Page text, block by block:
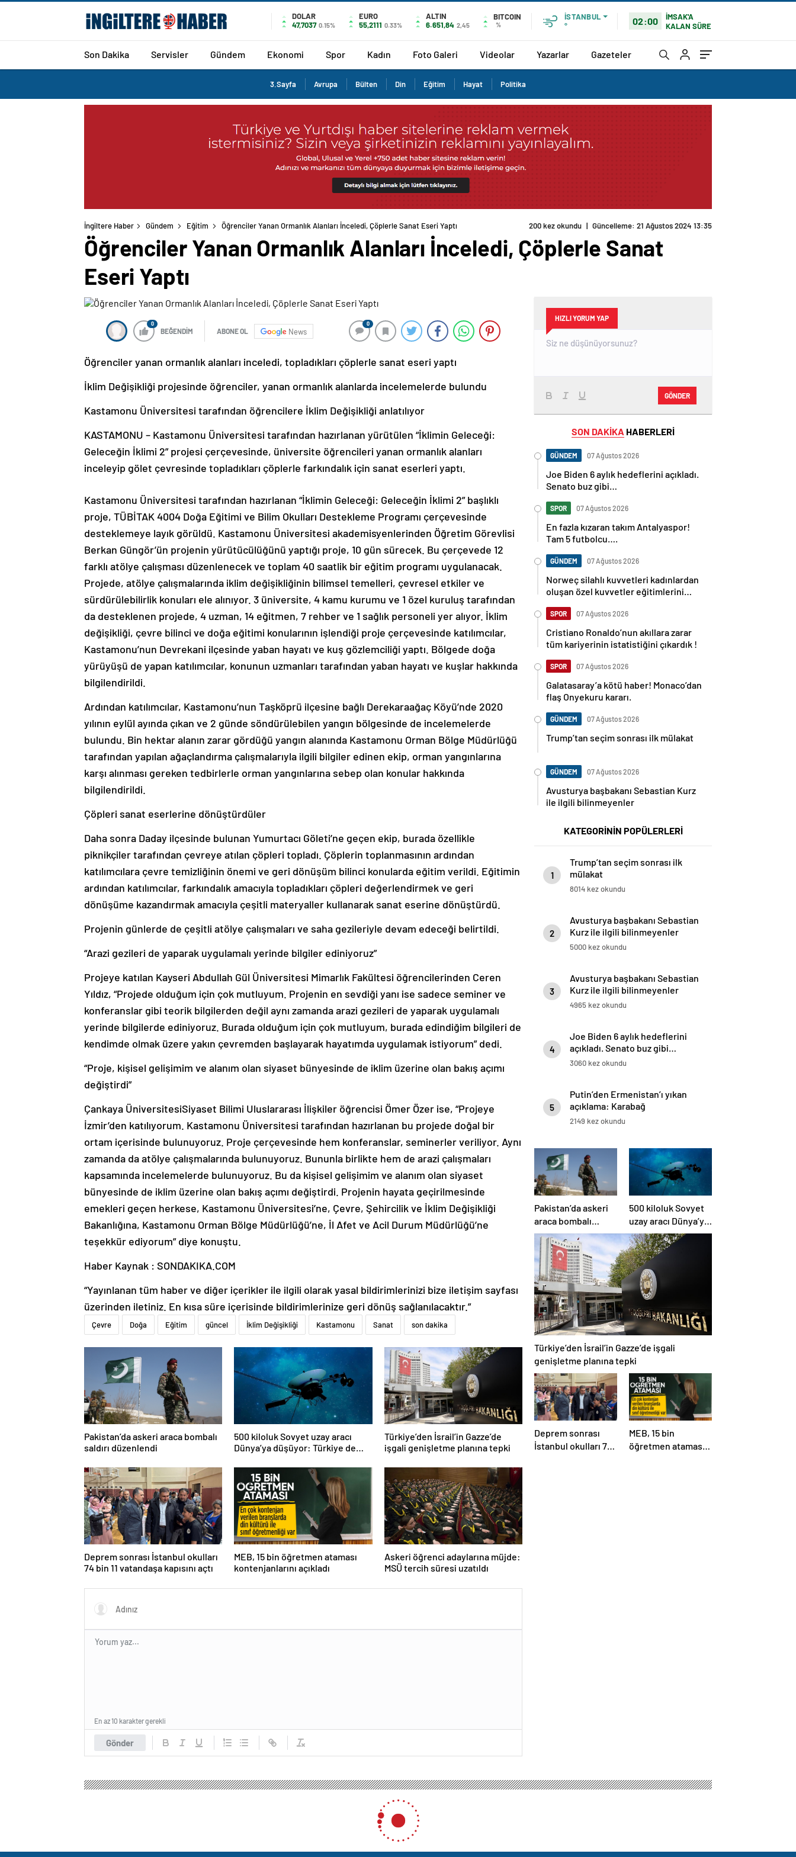
DOLAR
47,7037 0.15%
EURO
55,2111 0.33%
ALTIN
6.651,84 2,45
BITCOIN
%
İSTANBUL
°
02:00
İMSAK'A
KALAN SÜRE
Son Dakika Servisler Gündem Ekonomi Spor Kadın Foto Galeri Videolar Yazarlar Gazeteler
3.Sayfa Avrupa Bülten Din Eğitim Hayat Politika
İngiltere Haber Gündem Eğitim Öğrenciler Yanan Ormanlık Alanları İnceledi, Çöplerle Sanat Eseri Yaptı 200 kez okundu | Güncelleme: 21 Ağustos 2024 13:35
Öğrenciler Yanan Ormanlık Alanları İnceledi, Çöplerle Sanat
Eseri Yaptı
0
BEĞENDİM ABONE OL News
0
Öğrenciler yanan ormanlık alanları inceledi, topladıkları çöplerle sanat eseri yaptı
İklim Değişikliği projesinde öğrenciler, yanan ormanlık alanlarda incelemelerde bulundu
Kastamonu Üniversitesi tarafından öğrencilere İklim Değişikliği anlatılıyor
KASTAMONU – Kastamonu Üniversitesi tarafından hazırlanan yürütülen “İklimin Geleceği:
Geleceğin İklimi 2” projesi çerçevesinde, üniversite öğrencileri yanan ormanlık alanları
inceleyip gölet çevresinde topladıkları çöplerle farkındalık için sanat eserleri yaptı.
Kastamonu Üniversitesi tarafından hazırlanan “İklimin Geleceği: Geleceğin İklimi 2” başlıklı
proje, TÜBİTAK 4004 Doğa Eğitimi ve Bilim Okulları Destekleme Programı çerçevesinde
desteklemeye layık görüldü. Kastamonu Üniversitesi akademisyenlerinden Öğretim Görevlisi
Berkan Güngör’ün projenin yürütücülüğünü yaptığı proje, 10 gün sürecek. Bu çerçevede 12
farklı atölye çalışması düzenlenecek ve toplam 40 saatlik bir eğitim programı uygulanacak.
Projede, atölye çalışmalarında iklim değişikliğinin bilimsel temelleri, çevresel etkiler ve
sürdürülebilirlik konuları ele alınıyor. 3 üniversite, 4 kamu kurumu ve 1 özel kuruluş tarafından
da desteklenen projede, 4 uzman, 14 eğitmen, 7 rehber ve 1 sağlık personeli yer alıyor. İklim
değişikliği, çevre bilinci ve doğa eğitimi konularının işlendiği proje çerçevesinde katılımcılar,
Kastamonu’nun Devrekani ilçesinde yaban hayatı ve kuş gözlemciliği yaptı. Bölgede doğa
yürüyüşü de yapan katılımcılar, konunun uzmanları tarafından yaban hayatı ve kuşlar hakkında
bilgilendirildi.
Ardından katılımcılar, Kastamonu’nun Taşköprü ilçesine bağlı Derekaraağaç Köyü’nde 2020
yılının eylül ayında çıkan ve 2 günde söndürülebilen yangın bölgesinde de incelemelerde
bulundu. Bin hektar alanın zarar gördüğü yangın alanında Kastamonu Orman Bölge Müdürlüğü
tarafından yapılan ağaçlandırma çalışmalarıyla ilgili bilgiler edinen ekip, orman yangınlarına
karşı alınması gereken tedbirlerle orman yangınlarına sebep olan konular hakkında
bilgilendirildi.
Çöpleri sanat eserlerine dönüştürdüler
Daha sonra Daday ilçesinde bulunan Yumurtacı Göleti’ne geçen ekip, burada özellikle
piknikçiler tarafından çevreye atılan çöpleri topladı. Çöplerin toplanmasının ardından
katılımcılara çevre temizliğinin önemi ve geri dönüşüm bilinci konularda eğitim verildi. Eğitimin
ardından katılımcılar, farkındalık amacıyla topladıkları çöpleri değerlendirmek ve geri
dönüşüme kazandırmak amacıyla çeşitli materyaller kullanarak sanat eserine dönüştürdü.
Projenin günlerde de çeşitli atölye çalışmaları ve saha gezileriyle devam edeceği belirtildi.
“Arazi gezileri de yaparak uygulamalı yerinde bilgiler ediniyoruz”
Projeye katılan Kayseri Abdullah Gül Üniversitesi Mimarlık Fakültesi öğrencilerinden Ceren
Yıldız, “Projede olduğum için çok mutluyum. Projenin en sevdiği yanı ise sadece seminer ve
konferanslar gibi teorik bilgilerden değil aynı zamanda arazi gezileri de yaparak uygulamalı
yerinde bilgilerde ediniyoruz. Burada olduğum için çok mutluyum, burada edindiğim bilgileri de
kendimde olmak üzere yakın çevremden başlayarak hayatımda uygulamak istiyorum” dedi.
“Proje, kişisel gelişimim ve alanım olan siyaset bünyesinde de iklim üzerine olan bakış açımı
değiştirdi”
Çankaya ÜniversitesiSiyaset Bilimi Uluslararası İlişkiler öğrencisi Ömer Özer ise, “Projeye
İzmir’den katılıyorum. Kastamonu Üniversitesi tarafından hazırlanan bu projede doğal bir
ortam içerisinde bulunuyoruz. Proje çerçevesinde hem konferanslar, seminerler veriliyor. Aynı
zamanda da atölye çalışmalarında bulunuyoruz. Bununla birlikte hem de arazi çalışmaları
kapsamında incelemelerde bulunuyoruz. Bu da kişisel gelişimim ve alanım olan siyaset
bünyesinde de iklim üzerine olan bakış açımı değiştirdi. Projenin hayata geçirilmesinde
emekleri geçen herkese, Kastamonu Üniversitesi’ne, Çevre, Şehircilik ve İklim Değişikliği
Bakanlığına, Kastamonu Orman Bölge Müdürlüğü’ne, İl Afet ve Acil Durum Müdürlüğü’ne
teşekkür ediyorum” diye konuştu.
Haber Kaynak : SONDAKIKA.COM
“Yayınlanan tüm haber ve diğer içerikler ile ilgili olarak yasal bildirimlerinizi bize iletişim sayfası
üzerinden iletiniz. En kısa süre içerisinde bildirimlerinize geri dönüş sağlanılacaktır.”
Çevre Doğa Eğitim güncel İklim Değişikliği Kastamonu Sanat son dakika
Pakistan’da askeri araca bombalı
saldırı düzenlendi
500 kiloluk Sovyet uzay aracı
Dünya’ya düşüyor: Türkiye de
Türkiye’den İsrail’in Gazze’de
işgali genişletme planına tepki
Deprem sonrası İstanbul okulları
74 bin 11 vatandaşa kapısını açtı
MEB, 15 bin öğretmen ataması
kontenjanlarını açıkladı
Askeri öğrenci adaylarına müjde:
MSÜ tercih süresi uzatıldı
Gönder
En az 10 karakter gerekli
HIZLI YORUM YAP
GÖNDER
SON DAKİKA HABERLERİ
GÜNDEM 07 Ağustos 2026
Joe Biden 6 aylık hedeflerini açıkladı.
Senato buz gibi…
SPOR 07 Ağustos 2026
En fazla kızaran takım Antalyaspor!
Tam 5 futbolcu….
GÜNDEM 07 Ağustos 2026
Norweç silahlı kuvvetleri kadınlardan
oluşan özel kuvvetler eğitimlerini
SPOR 07 Ağustos 2026
Cristiano Ronaldo’nun akıllara zarar
tüm kariyerinin istatistiğini çıkardık !
SPOR 07 Ağustos 2026
Galatasaray’a kötü haber! Monaco’dan
flaş Onyekuru kararı.
GÜNDEM 07 Ağustos 2026
Trump’tan seçim sonrası ilk mülakat
GÜNDEM 07 Ağustos 2026
Avusturya başbakanı Sebastian Kurz
ile ilgili bilinmeyenler
KATEGORİNİN POPÜLERLERİ
1
Trump’tan seçim sonrası ilk
mülakat
8014 kez okundu
2
Avusturya başbakanı Sebastian
Kurz ile ilgili bilinmeyenler
5000 kez okundu
3
Avusturya başbakanı Sebastian
Kurz ile ilgili bilinmeyenler
4965 kez okundu
4
Joe Biden 6 aylık hedeflerini
açıkladı. Senato buz gibi…
3060 kez okundu
5
Putin’den Ermenistan’ı yıkan
açıklama: Karabağ
Azerbaycan’ın ayrılmaz bir
2149 kez okundu
Pakistan’da askeri
araca bombalı
saldırı düzenlendi
500 kiloluk Sovyet
uzay aracı Dünya’ya
düşüyor: Türkiye de
risk altında
Türkiye’den İsrail’in Gazze’de işgali
genişletme planına tepki
Deprem sonrası
İstanbul okulları 74
MEB, 15 bin
öğretmen ataması